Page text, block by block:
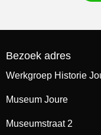
Bezoek adres
Werkgroep Historie
Museum Joure
Museumstraat 2